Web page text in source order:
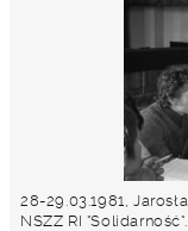
28-29.03.1981,
NSZZ RI